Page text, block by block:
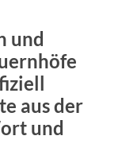
und
aus der
und